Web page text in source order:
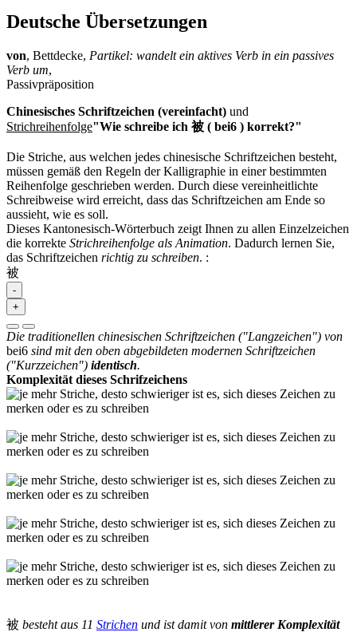
Deutsche Übersetzungen
von, Bettdecke, Partikel: wandelt ein aktives Verb in ein passives
Verb um,
Passivpräposition
Chinesisches Schriftzeichen (vereinfacht) und
Strichreihenfolge"Wie schreibe ich 被 ( bei6 ) korrekt?"
Die Striche, aus welchen jedes chinesische Schriftzeichen besteht,
müssen gemäß den Regeln der Kalligraphie in einer bestimmten
Reihenfolge geschrieben werden. Durch diese vereinheitlichte
Schreibweise wird erreicht, dass das Schriftzeichen am Ende so
aussieht, wie es soll.
Dieses Kantonesisch-Wörterbuch zeigt Ihnen zu allen Einzelzeichen
die korrekte Strichreihenfolge als Animation. Dadurch lernen Sie,
das Schriftzeichen richtig zu schreiben. :
被
-
+
Die traditionellen chinesischen Schriftzeichen ("Langzeichen") von
bei6 sind mit den oben abgebildeten modernen Schriftzeichen
("Kurzzeichen") identisch.
Komplexität dieses Schrifzeichens
被 besteht aus 11 Strichen und ist damit von mittlerer Komplexität